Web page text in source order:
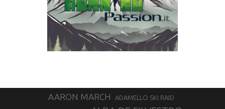
AARON MARCH ADAMELLO SKI RAID